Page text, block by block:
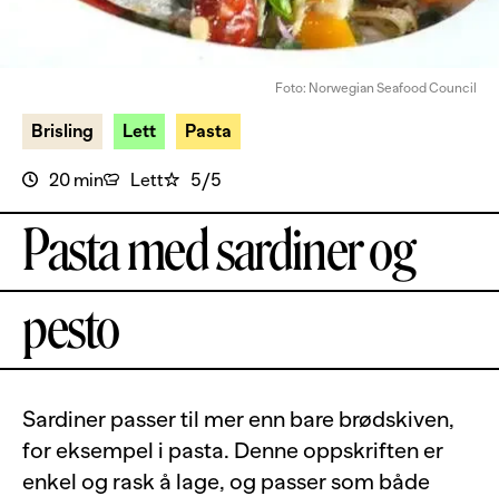
Foto: Norwegian Seafood Council
Brisling Lett Pasta
20 min Lett 5/5
Pasta med sardiner og
pesto
Sardiner passer til mer enn bare brødskiven,
for eksempel i pasta. Denne oppskriften er
enkel og rask å lage, og passer som både